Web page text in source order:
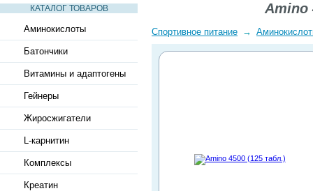
КАТАЛОГ ТОВАРОВ
Аминокислоты
Батончики
Витамины и адаптогены
Гейнеры
Жиросжигатели
L-карнитин
Комплексы
Креатин
Amino
Спортивное питание →